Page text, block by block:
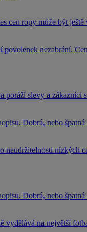
cen ropy může být ještě
povolenek nezabrání.
poráží slevy a zákazníci
Dobrá, nebo
neudržitelnosti nízkých
Dobrá, nebo
vydělává na největší